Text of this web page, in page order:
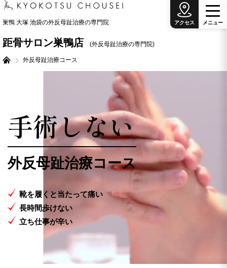
巣鴨 大塚 池袋の外反母趾治療の専門院
距骨サロン巣鴨店 (外反母趾治療の専門院)
外反母趾治療コース
メニ ュ ー
アクセス
手術しない
外反母趾治療コース
靴を履くと当たって痛い
長時間歩けない
立ち仕事が辛い
【キョコまちVol.6】国宝級！輝くドラゴン櫻と
癒しのマドンナ 距骨サロン松本店
【新発表】距骨が進化！歩き方が見える「TBTI
歩行診断」を公開。